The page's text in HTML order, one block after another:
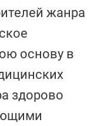
жанра
основу в
здорово